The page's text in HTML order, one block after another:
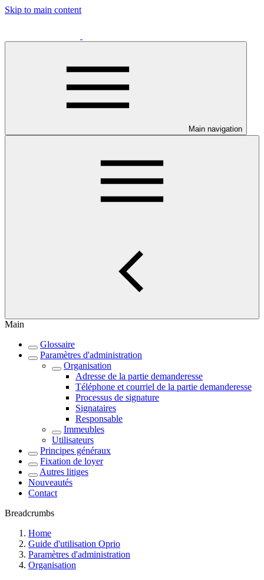
Skip to main content
Main navigation
Main
Glossaire
Paramètres d'administration
Organisation
Adresse de la partie demanderesse
Téléphone et courriel de la partie demanderesse
Processus de signature
Signataires
Responsable
Immeubles
Utilisateurs
Principes généraux
Fixation de loyer
Autres litiges
Nouveautés
Contact
Breadcrumbs
Home
Guide d'utilisation Oprio
Paramètres d'administration
Organisation